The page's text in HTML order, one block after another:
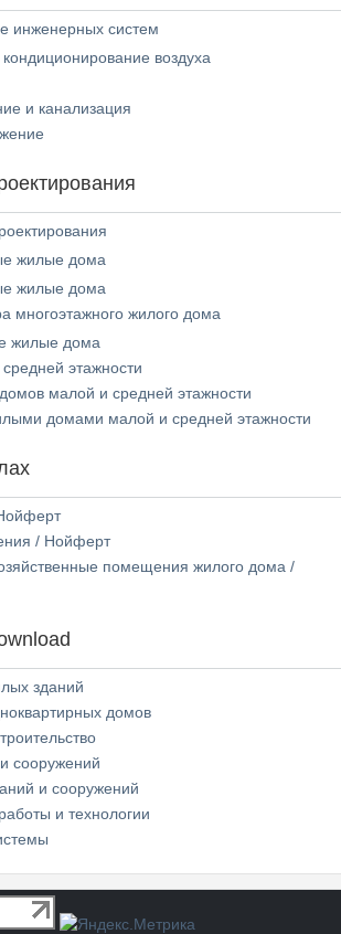
инженерных систем
воздуха
и канализация
жилые дома
жилые дома
многоэтажного жилого дома
жилые дома
этажности
малой и средней этажности
домами малой и средней этажности
/ Нойферт
помещения жилого дома /
зданий
домов
сооружений
и сооружений
и технологии